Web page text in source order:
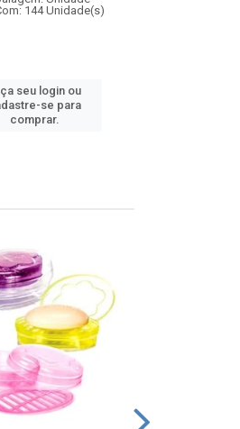
144 Unidade(s)
seu login ou
se para
comprar.